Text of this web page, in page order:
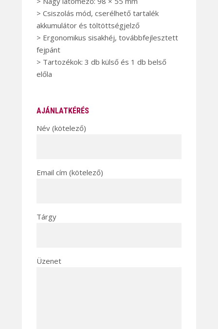
> Csiszolás mód, cserélhető tartalék
akkumulátor és töltöttségjelző
> Ergonomikus sisakhéj, továbbfejlesztett
fejpánt
> Tartozékok: 3 db külső és 1 db belső
előla
AJÁNLATKÉRÉS
Név (kötelező)
Email cím (kötelező)
Tárgy
Üzenet